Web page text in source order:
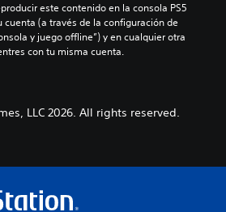
este contenido en la consola PS5
cuenta (a través de la configuración de
y juego offline”) y en cualquier otra
con tu misma cuenta.
LLC 2026. All rights reserved.